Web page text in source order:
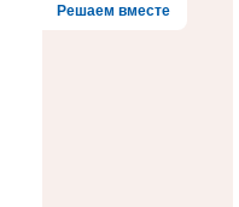
Решаем вместе